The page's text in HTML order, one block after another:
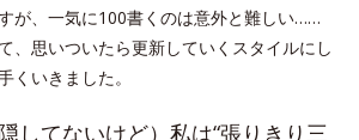
が、一気に100書くのは意外と難しい……
、思いついたら更新していくスタイルにし
くいきました。
してないけど）私は“張りきり三